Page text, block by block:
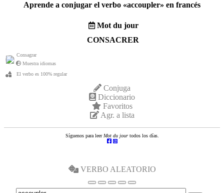
Aprende a conjugar el verbo «accoupler» en francés
Mot du jour
CONSACRER
Consagrar
Muestra idiomas
El verbo es 100% regular
Conjuga
Diccionario
Favoritos
Agr. a lista
Síguenos para leer Mot du jourtodos los días.
VERBO ALEATORIO